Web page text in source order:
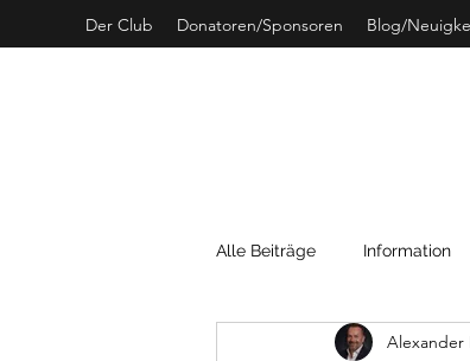
Der Club Donatoren/Sponsoren Blog/
Alle Beiträge Information
SwissCurling Alexander